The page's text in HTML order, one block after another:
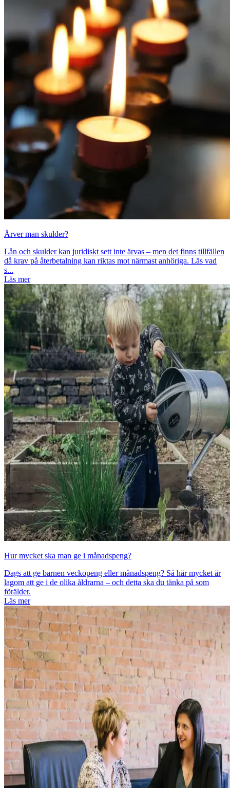
Ärver man skulder?
Lån och skulder kan juridiskt sett inte ärvas – men det finns tillfällen
då krav på återbetalning kan riktas mot närmast anhöriga. Läs vad
s...
Läs mer
Hur mycket ska man ge i månadspeng?
Dags att ge barnen veckopeng eller månadspeng? Så här mycket är
lagom att ge i de olika åldrarna – och detta ska du tänka på som
förälder.
Läs mer